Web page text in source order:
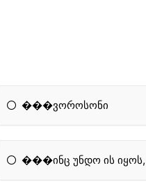
���ვოროსონი
���ინც უნდო ის